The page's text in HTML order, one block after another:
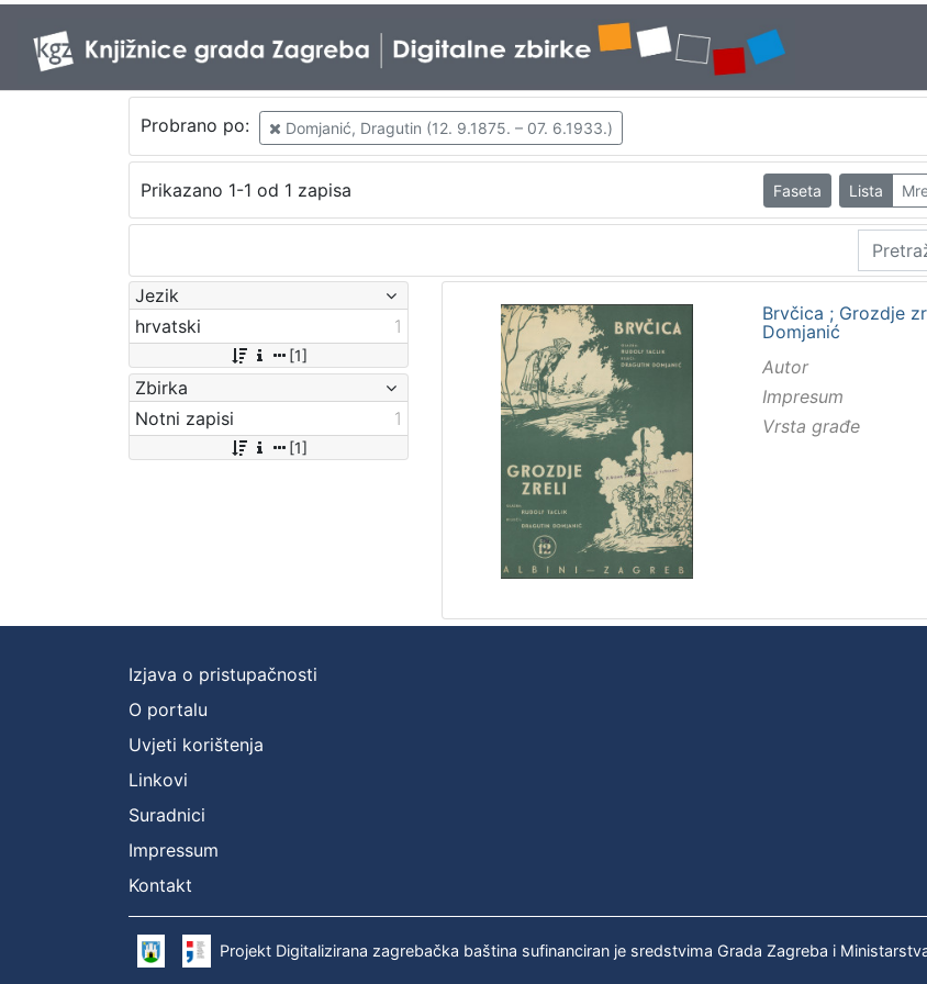
Probrano po: Domjanić, Dragutin (12. 9.1875. – 07. 6.1933.)
Prikazano 1-1 od 1 zapisa Faseta Lista
Jezik
hrvatski
1
[1]
Zbirka
Notni zapisi
1
[1]
Brvčica ; Grozdje
Domjanić
Autor
Impresum
Vrsta građe
Izjava o pristupačnosti
O portalu
Uvjeti korištenja
Linkovi
Suradnici
Impressum
Kontakt
Projekt Digitalizirana zagrebačka baština sufinanciran je sredstvima Grada Zagreba i